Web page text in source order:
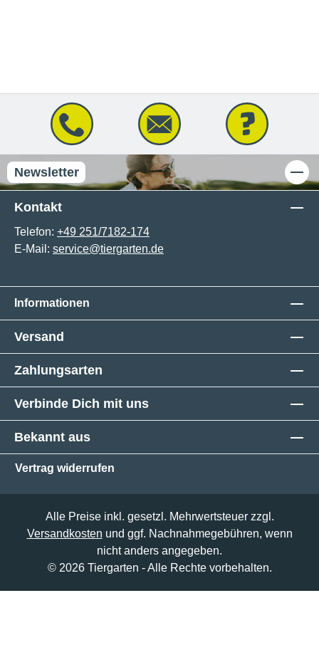
Newsletter
Kontakt
Telefon: +49 251/7182-174
E-Mail: service@tiergarten.de
Informationen
Versand
Zahlungsarten
Verbinde Dich mit uns
Bekannt aus
Vertrag widerrufen
Alle Preise inkl. gesetzl. Mehrwertsteuer zzgl.
Versandkosten und ggf. Nachnahmegebühren, wenn
nicht anders angegeben.
© 2026 Tiergarten - Alle Rechte vorbehalten.